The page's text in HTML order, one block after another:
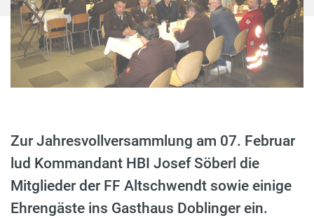
Zur Jahresvollversammlung am 07. Februar
lud Kommandant HBI Josef Söberl die
Mitglieder der FF Altschwendt sowie einige
Ehrengäste ins Gasthaus Doblinger ein.